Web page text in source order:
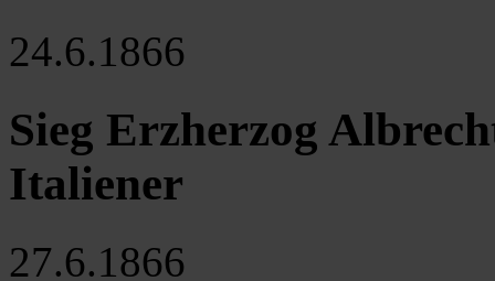
24.6.1866
Sieg Erzherzog
Italiener
27.6.1866